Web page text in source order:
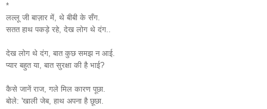
*
लल्लू जी बाज़ार में, थे बीबी के सँग.
सतत हाथ पकड़े रहे, देख लोग थे दंग..
देख लोग थे दंग, बात कुछ समझ न आई.
प्यार बहुत या, बात सुरक्षा की है भाई?
कैसे जानें राज, गले मिल कारण पूछा.
बोले: 'खाली जेब, हाथ अपना है छूछा.